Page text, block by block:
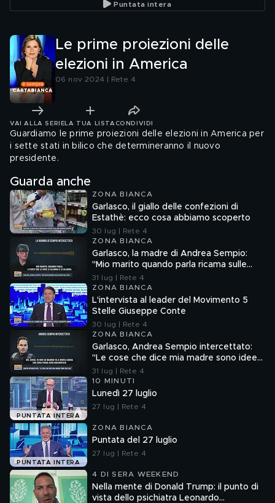
Puntata intera
Le prime proiezioni delle
elezioni in America
06 nov 2024 | Rete 4
VAI ALLA SERIE LA TUA LISTA CONDIVIDI
Guardiamo le prime proiezioni delle elezioni in America per
i sette stati in bilico che determineranno il nuovo
presidente.
Guarda anche
ZONA BIANCA
Garlasco, il giallo delle confezioni di
Estathè: ecco cosa abbiamo scoperto
30 lug | Rete 4
ZONA BIANCA
Garlasco, la madre di Andrea Sempio:
"Mio marito quando parla ricama sulle
cose"
31 lug | Rete 4
ZONA BIANCA
L'intervista al leader del Movimento 5
Stelle Giuseppe Conte
30 lug | Rete 4
ZONA BIANCA
Garlasco, Andrea Sempio intercettato:
"Le cose che dice mia madre sono idee
sue"
31 lug | Rete 4
PUNTATA INTERA
10 MINUTI
Lunedì 27 luglio
27 lug | Rete 4
PUNTATA INTERA
ZONA BIANCA
Puntata del 27 luglio
27 lug | Rete 4
4 DI SERA WEEKEND
Nella mente di Donald Trump: il punto di
vista dello psichiatra Leonardo